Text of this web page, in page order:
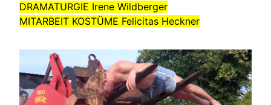
DRAMATURGIE Irene Wildberger
MITARBEIT KOSTÜME Felicitas Heckner